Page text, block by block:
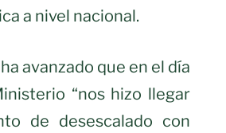
a nivel nacional.
avanzado que en el día
“nos hizo llegar
de desescalado con